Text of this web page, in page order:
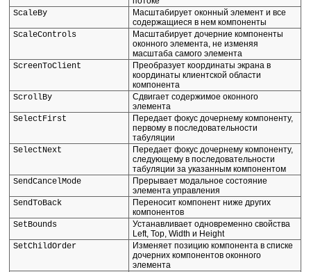
ScaleBy
Масштабирует оконный элемент и все
содержащиеся в нем компоненты
ScaleControls
Масштабирует дочерние компоненты
оконного элемента, не изменяя
масштаба самого элемента
ScreenToClient
Преобразует координаты экрана в
координаты клиентской области
компонента
ScrollBy
Сдвигает содержимое оконного
элемента
SelectFirst
Передает фокус дочернему компоненту,
первому в последовательности
табуляции
SelectNext
Передает фокус дочернему компоненту,
следующему в последовательности
табуляции за указанным компонентом
SendCancelMode
Прерывает модальное состояние
элемента управления
SendToBack
Переносит компонент ниже других
компонентов
SetBounds
Устанавливает одновременно свойства
Left, Top, Width и Height
SetChildOrder
Изменяет позицию компонента в списке
дочерних компонентов оконного
элемента